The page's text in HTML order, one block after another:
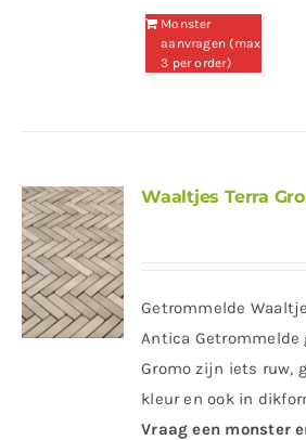
Monster
aanvragen (max
3 per order)
Waaltjes Terra
Getrommelde
Antica Getrommelde
Gromo zijn iets ruw,
kleur en ook in
Vraag een monster